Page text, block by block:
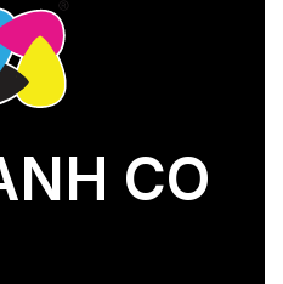
CO